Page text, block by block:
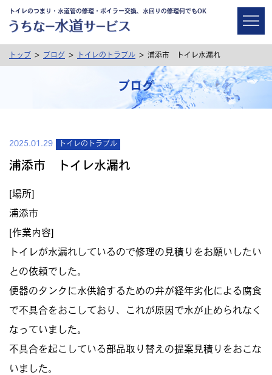
トイレのつまり・水道管の修理・ボイラー交換、水回りの修理何でもOK
トップ > ブログ > トイレのトラブル > 浦添市 トイレ水漏れ
ブログ
2025.01.29 トイレのトラブル
浦添市 トイレ水漏れ
[場所]
浦添市
[作業内容]
トイレが水漏れしているので修理の見積りをお願いしたい
との依頼でした。
便器のタンクに水供給するための弁が経年劣化による腐食
で不具合をおこしており、これが原因で水が止められなく
なっていました。
不具合を起こしている部品取り替えの提案見積りをおこな
いました。